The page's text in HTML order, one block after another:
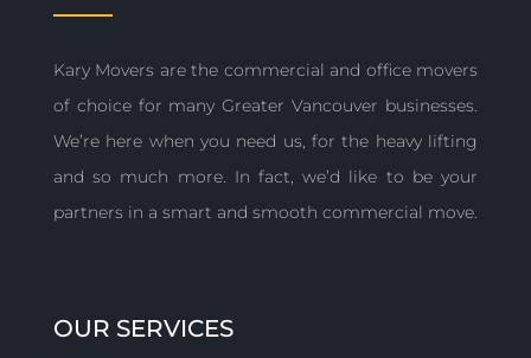
Kary Movers are the commercial and office movers
of choice for many Greater Vancouver businesses.
We’re here when you need us, for the heavy lifting
and so much more. In fact, we’d like to be your
partners in a smart and smooth commercial move.
OUR SERVICES